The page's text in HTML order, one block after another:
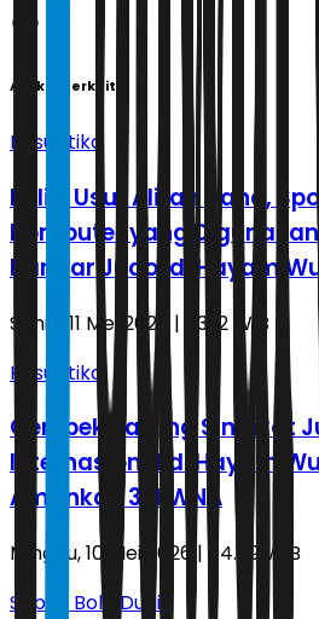
Artikel Terkait
Kasuistika
Polisi Usut Aliran Dana,
Komputer yang
Bandar Judol di Hayam
Senin, 11 Mei 2026 | 03.12 WIB
Kasuistika
Gerebek Sarang Sindikat
Internasional di Hayam
Amankan 321 WNA
Minggu, 10 Mei 2026 | 04.59 WIB
Sepak Bola Dunia